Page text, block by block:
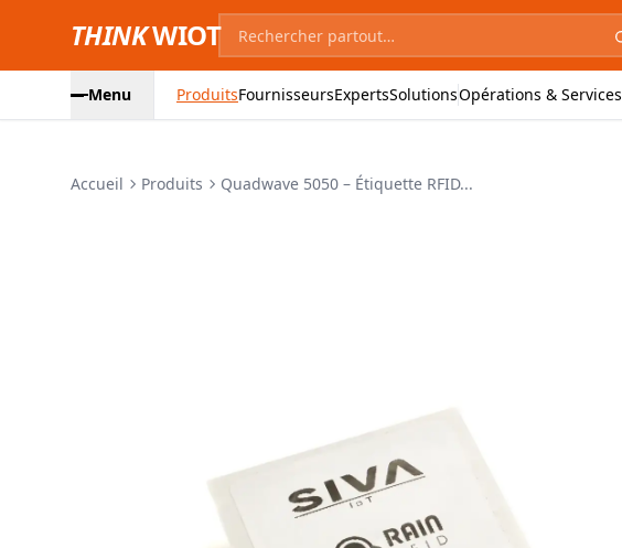
THINKWIOT
Menu ProduitsFournisseursExpertsSolutionsOpérations & Services
Accueil Produits Quadwave 5050 – Étiquette RFID...